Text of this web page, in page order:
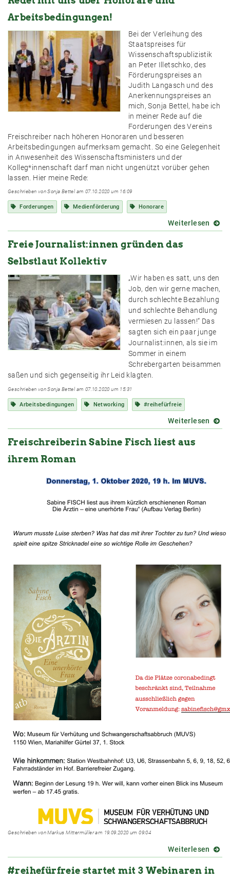
Arbeitsbedingungen!
Bei der Verleihung des
Staatspreises für
Wissenschaftspublizistik
an Peter Illetschko, des
Förderungspreises an
Judith Langasch und des
Anerkennungspreises an
mich, Sonja Bettel, habe ich
in meiner Rede auf die
Forderungen des Vereins
Freischreiber nach höheren Honoraren und besseren
Arbeitsbedingungen aufmerksam gemacht. So eine Gelegenheit
in Anwesenheit des Wissenschaftsministers und der
Kolleg*innenschaft darf man nicht ungenützt vorüber gehen
lassen. Hier meine Rede:
Geschrieben von Sonja Bettel am 07.10.2020 um 16:09
Forderungen Medienförderung Honorare
Weiterlesen über
Redet
Freie Journalist:innen gründen das
Selbstlaut Kollektiv
„Wir haben es satt, uns den
Job, den wir gerne machen,
durch schlechte Bezahlung
und schlechte Behandlung
vermiesen zu lassen!“ Das
sagten sich ein paar junge
Journalist:innen, als sie im
Sommer in einem
Schrebergarten beisammen
saßen und sich gegenseitig ihr Leid klagten.
Geschrieben von Sonja Bettel am 07.10.2020 um 15:31
Arbeitsbedingungen Networking #reihefürfreie
Weiterlesen über
Freie
Freischreiberin Sabine Fisch liest aus
ihrem Roman
Geschrieben von Markus Mittermüller am 19.09.2020 um 09:04
Weiterlesen über
#reihefürfreie startet mit 3 Webinaren in